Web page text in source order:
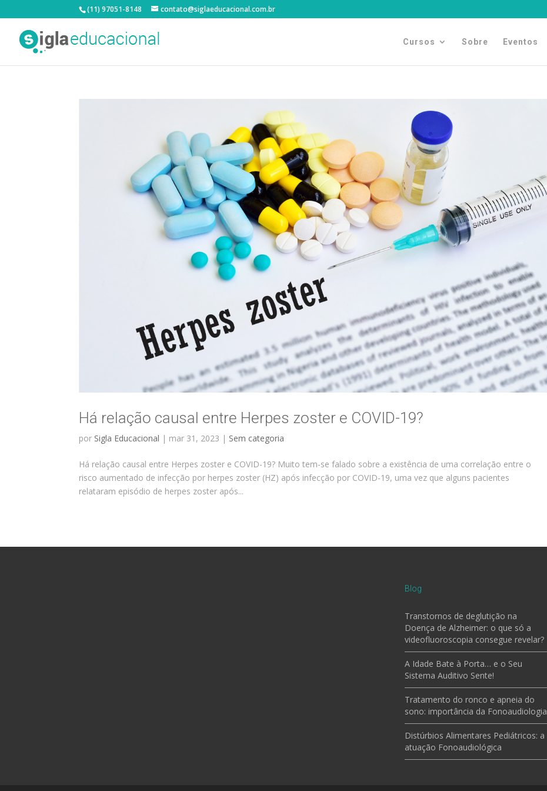
(11) 97051-8148 contato@siglaeducacional.com.br
Cursos Sobre Eventos
Há relação causal entre Herpes zoster e COVID-19?
por Sigla Educacional | mar 31, 2023 | Sem categoria
Há relação causal entre Herpes zoster e COVID-19? Muito tem-se falado sobre a existência de uma correlação entre o
risco aumentado de infecção por herpes zoster (HZ) após infecção por COVID-19, uma vez que alguns pacientes
relataram episódio de herpes zoster após...
Blog
Transtornos de deglutição na
Doença de Alzheimer: o que só a
videofluoroscopia consegue revelar?
A Idade Bate à Porta… e o Seu
Sistema Auditivo Sente!
Tratamento do ronco e apneia do
sono: importância da Fonoaudiologia
Distúrbios Alimentares Pediátricos: a
atuação Fonoaudiológica